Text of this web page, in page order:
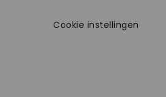
Cookie instellingen